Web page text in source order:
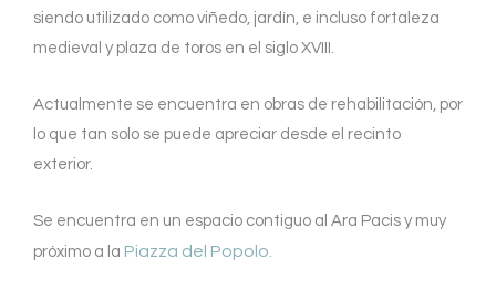
siendo utilizado como viñedo, jardín, e incluso fortaleza
medieval y plaza de toros en el siglo XVIII.
Actualmente se encuentra en obras de rehabilitación, por
lo que tan solo se puede apreciar desde el recinto
exterior.
Se encuentra en un espacio contiguo al Ara Pacis y muy
próximo a la Piazza del Popolo.